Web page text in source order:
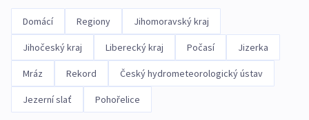
Domácí Regiony Jihomoravský kraj
Jihočeský kraj Liberecký kraj Počasí Jizerka
Mráz Rekord Český hydrometeorologický ústav
Jezerní slať Pohořelice